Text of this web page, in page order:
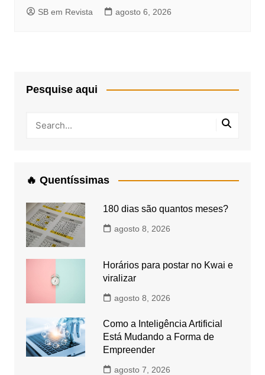
SB em Revista agosto 6, 2026
Pesquise aqui
🔥 Quentíssimas
180 dias são quantos meses?
agosto 8, 2026
Horários para postar no Kwai e
viralizar
agosto 8, 2026
Como a Inteligência Artificial
Está Mudando a Forma de
Empreender
agosto 7, 2026